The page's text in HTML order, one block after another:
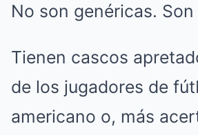
No son genéricas.
Tienen cascos
de los jugadores de
americano o, más